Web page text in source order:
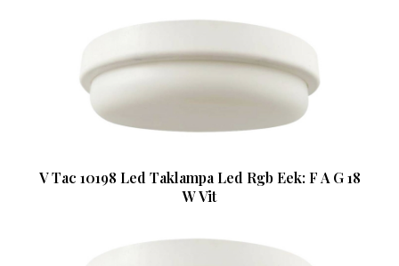
V Tac 10198 Led Taklampa Led Rgb Eek: F A G 18
W Vit